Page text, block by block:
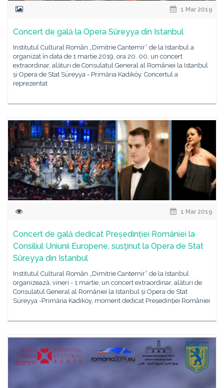
1 Mar 2019
Concert de gală la Opera Süreyya din Istanbul
Institutul Cultural Român „Dimitrie Cantemir” de la Istanbul a
organizat în data de 1 martie 2019, ora 20. 00, un concert
extraordinar, alături de Consulatul General al României la Istanbul
și Opera de Stat Süreyya - Primăria Kadıköy. Concertul a
reprezentat
1 Mar 2019
Concert de gală dedicat Președinției României la
Consiliul Uniunii Europene, susţinut la Opera de Stat
Süreyya din Istanbul
Institutul Cultural Român „Dimitrie Cantemir” de la Istanbul
organizează, vineri - 1 martie, un concert extraordinar, alături de
Consulatul General al României la Istanbul și Opera de Stat
Süreyya -Primăria Kadıköy, moment dedicat Președinției României